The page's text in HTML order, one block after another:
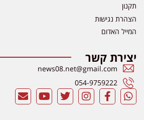
תקנון
הצהרת נגישות
המייל האדום
יצירת קשר
news08.net@gmail.com
054-9759222